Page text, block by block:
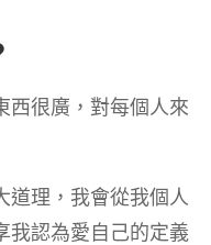
西很廣，對每個人來
道理，我會從我個人
我認為愛自己的定義